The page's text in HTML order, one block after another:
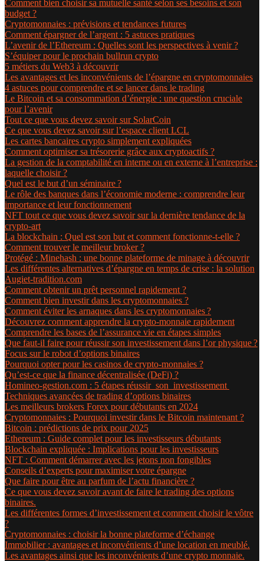
Comment bien choisir sa mutuelle santé selon ses besoins et son
budget ?
Cryptomonnaies : prévisions et tendances futures
Comment épargner de l’argent : 5 astuces pratiques
L’avenir de l’Ethereum : Quelles sont les perspectives à venir ?
S’équiper pour le prochain bullrun crypto
5 métiers du Web3 à découvrir
Les avantages et les inconvénients de l’épargne en cryptomonnaies
4 astuces pour comprendre et se lancer dans le trading
Le Bitcoin et sa consommation d’énergie : une question cruciale
pour l’avenir
Tout ce que vous devez savoir sur SolarCoin
Ce que vous devez savoir sur l’espace client LCL
Les cartes bancaires crypto simplement expliquées
Comment optimiser sa trésorerie grâce aux cryptoactifs ?
La gestion de la comptabilité en interne ou en externe à l’entreprise :
laquelle choisir ?
Quel est le but d’un séminaire ?
Le rôle des banques dans l’économie moderne : comprendre leur
importance et leur fonctionnement
NFT tout ce que vous devez savoir sur la dernière tendance de la
crypto-art
La blockchain : Quel est son but et comment fonctionne-t-elle ?
Comment trouver le meilleur broker ?
Protégé : Minehash : une bonne plateforme de minage à découvrir
Les différentes alternatives d’épargne en temps de crise : la solution
Augiet-tradition.com
Comment obtenir un prêt personnel rapidement ?
Comment bien investir dans les cryptomonnaies ?
Comment éviter les arnaques dans les cryptomonnaies ?
Découvrez comment apprendre la crypto-monnaie rapidement
Comprendre les bases de l’assurance vie en étapes simples
Que faut-il faire pour réussir son investissement dans l’or physique ?
Focus sur le robot d’options binaires
Pourquoi opter pour les casinos de crypto-monnaies ?
Qu’est-ce que la finance décentralisée (DeFi) ?
Homineo-gestion.com : 5 étapes réussir son investissement
Techniques avancées de trading d’options binaires
Les meilleurs brokers Forex pour débutants en 2024
Cryptomonnaies : Pourquoi investir dans le Bitcoin maintenant ?
Bitcoin : prédictions de prix pour 2025
Ethereum : Guide complet pour les investisseurs débutants
Blockchain expliquée : Implications pour les investisseurs
NFT : Comment démarrer avec les jetons non fongibles
Conseils d’experts pour maximiser votre épargne
Que faire pour être au parfum de l’actu financière ?
Ce que vous devez savoir avant de faire le trading des options
binaires.
Les différentes formes d’investissement et comment choisir le vôtre
?
Cryptomonnaies : choisir la bonne plateforme d’échange
Immobilier : avantages et inconvénients d’une location en meublé.
Les avantages ainsi que les inconvénients d’une crypto monnaie.